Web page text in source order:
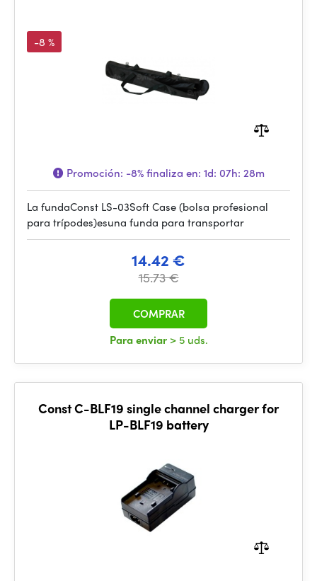
-8 %
Promoción: -8%finaliza en: 1d: 07h: 28m
La fundaConst LS-03Soft Case (bolsa profesional
para trípodes)esuna funda para transportar
14.42 €
15.73 €
Para enviar > 5 uds.
COMPRAR
Const C-BLF19 single channel charger for
LP-BLF19 battery